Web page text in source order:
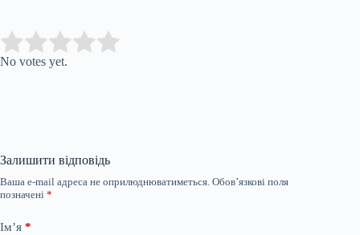
Rate this item:
No votes yet.
Залишити відповідь
Ваша e-mail адреса не оприлюднюватиметься. Обов’язкові поля
позначені *
Ім’я *